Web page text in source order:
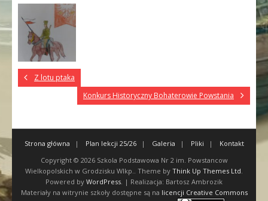
Z lotu ptaka
Konkurs Historyczny Bohaterowie Powstania
Strona główna Plan lekcji 25/26 Galeria Pliki
Kontakt
Copyright © 2026 Szkola Podstawowa Nr 2 im. Powstancow
Wielkopolskich w Grodzisku Wlkp.
. Theme by Think Up Themes Ltd
Powered by WordPress . | Realizacja: Bartosz Ambrozik
Materiały na witrynie szkoły dostępne są na licencji Creative Commons